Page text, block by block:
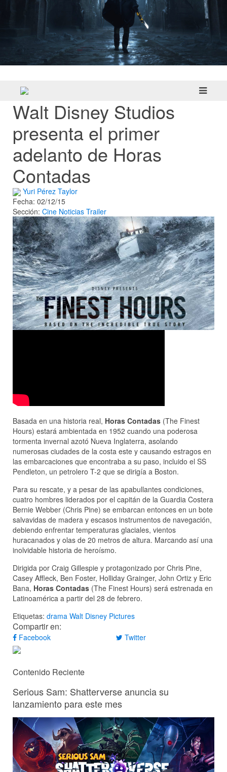
Walt Disney Studios
presenta el primer
adelanto de Horas
Contadas
Yuri Pérez Taylor
Fecha: 02/12/15
Sección: Cine Noticias Trailer
Basada en una historia real, Horas Contadas (The Finest
Hours) estará ambientada en 1952 cuando una poderosa
tormenta invernal azotó Nueva Inglaterra, asolando
numerosas ciudades de la costa este y causando estragos en
las embarcaciones que encontraba a su paso, incluido el SS
Pendleton, un petrolero T-2 que se dirigía a Boston.
Para su rescate, y a pesar de las apabullantes condiciones,
cuatro hombres liderados por el capitán de la Guardia Costera
Bernie Webber (Chris Pine) se embarcan entonces en un bote
salvavidas de madera y escasos instrumentos de navegación,
debiendo enfrentar temperaturas glaciales, vientos
huracanados y olas de 20 metros de altura. Marcando así una
inolvidable historia de heroísmo.
Dirigida por Craig Gillespie y protagonizado por Chris Pine,
Casey Affleck, Ben Foster, Holliday Grainger, John Ortiz y Eric
Bana, Horas Contadas (The Finest Hours) será estrenada en
Latinoamérica a partir del 28 de febrero.
Etiquetas: drama Walt Disney Pictures
Compartir en:
Facebook Twitter
Contenido Reciente
Serious Sam: Shatterverse anuncia su
lanzamiento para este mes